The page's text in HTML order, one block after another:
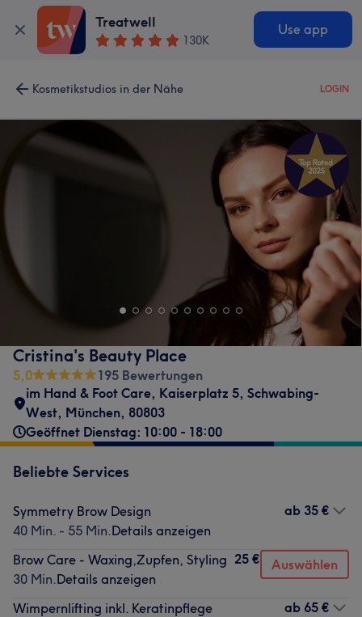
Treatwell
130K
Use app
Kosmetikstudios in der Nähe LOGIN
Cristina's Beauty Place
5,0
195 Bewertungen
im Hand & Foot Care, Kaiserplatz 5, Schwabing-
West, München, 80803
Geöffnet Dienstag: 10:00 - 18:00
Beliebte Services
Symmetry Brow Design
40 Min. - 55 Min.Details anzeigen
ab 35 €
Brow Care - Waxing,Zupfen, Styling
30 Min.Details anzeigen
25 € Auswählen
Wimpernlifting inkl. Keratinpflege
ab 65 €